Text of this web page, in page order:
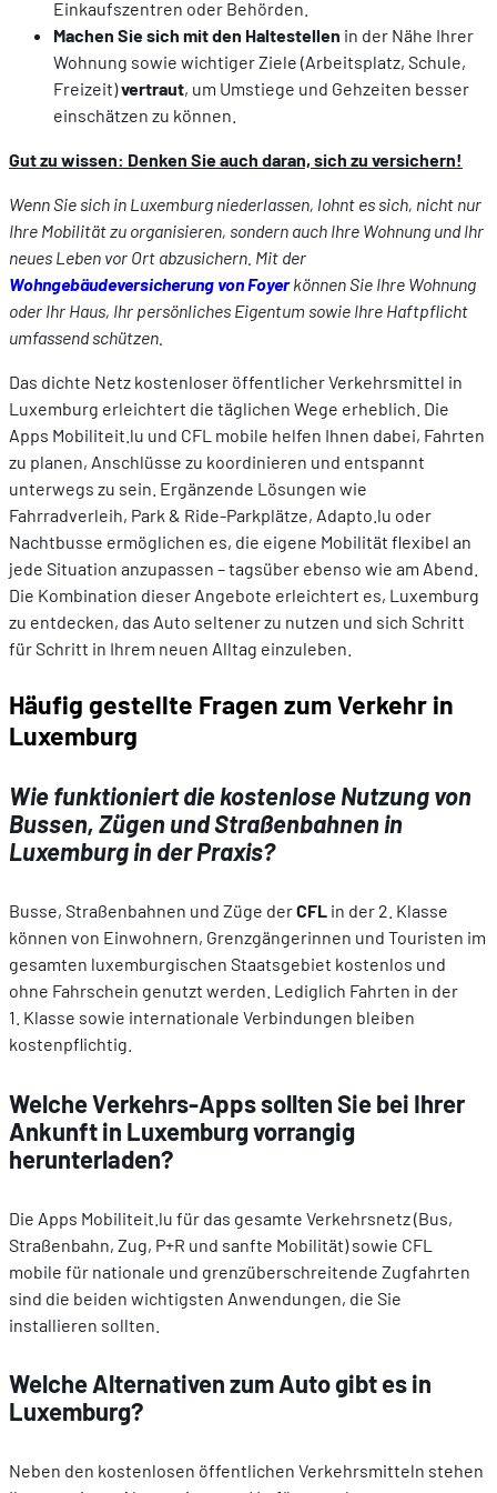
Proposer des offres et services personnalisés et en
les performances. Partager des informations avec les
sociaux utilisés et vous permettre de visualiser du contenu
hébergé sur un site externe.
Einkaufszentren oder Behörden.
Machen Sie sich mit den Haltestellen in der Nähe Ihrer
Wohnung sowie wichtiger Ziele (Arbeitsplatz, Schule,
Freizeit)vertraut, um Umstiege und Gehzeiten besser
einschätzen zu können.
Gut zu wissen: Denken Sie auch daran, sich zu versichern!
Wenn Sie sich in Luxemburg niederlassen, lohnt es sich, nicht nur
Ihre Mobilität zu organisieren, sondern auch Ihre Wohnung und Ihr
neues Leben vor Ort abzusichern. Mit der
Wohngebäudeversicherung von Foyerkönnen Sie Ihre Wohnung
oder Ihr Haus, Ihr persönliches Eigentum sowie Ihre Haftpflicht
umfassend schützen.
Das dichte Netz kostenloser öffentlicher Verkehrsmittel in
Luxemburg erleichtert die täglichen Wege erheblich. Die
Apps Mobiliteit.lu und CFL mobile helfen Ihnen dabei, Fahrten
zu planen, Anschlüsse zu koordinieren und entspannt
unterwegs zu sein. Ergänzende Lösungen wie
Fahrradverleih, Park & Ride-Parkplätze, Adapto.lu oder
Nachtbusse ermöglichen es, die eigene Mobilität flexibel an
jede Situation anzupassen – tagsüber ebenso wie am Abend.
Die Kombination dieser Angebote erleichtert es, Luxemburg
zu entdecken, das Auto seltener zu nutzen und sich Schritt
für Schritt in Ihrem neuen Alltag einzuleben.
Häufig gestellte Fragen zum Verkehr in
Luxemburg
Wie funktioniert die kostenlose Nutzung von
Bussen, Zügen und Straßenbahnen in
Luxemburg in der Praxis?
Busse, Straßenbahnen und Züge derCFL in der 2. Klasse
können von Einwohnern, Grenzgängerinnen und Touristen im
gesamten luxemburgischen Staatsgebiet kostenlos und
ohne Fahrschein genutzt werden. Lediglich Fahrten in der
1. Klasse sowie internationale Verbindungen bleiben
kostenpflichtig.
Welche Verkehrs-Apps sollten Sie bei Ihrer
Ankunft in Luxemburg vorrangig
herunterladen?
Die Apps Mobiliteit.lu für das gesamte Verkehrsnetz (Bus,
Straßenbahn, Zug, P+R und sanfte Mobilität) sowie CFL
mobile für nationale und grenzüberschreitende Zugfahrten
sind die beiden wichtigsten Anwendungen, die Sie
installieren sollten.
Welche Alternativen zum Auto gibt es in
Luxemburg?
Neben den kostenlosen öffentlichen Verkehrsmitteln stehen